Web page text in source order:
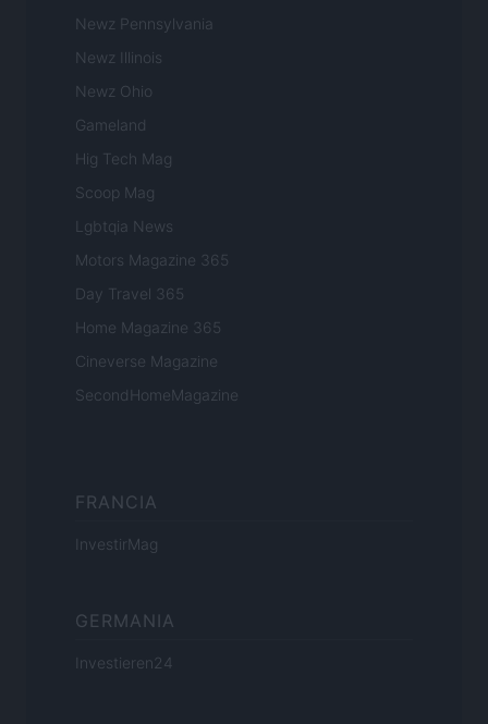
Newz Pennsylvania
Newz Illinois
Newz Ohio
Gameland
Hig Tech Mag
Scoop Mag
Lgbtqia News
Motors Magazine 365
Day Travel 365
Home Magazine 365
Cineverse Magazine
SecondHomeMagazine
FRANCIA
InvestirMag
GERMANIA
Investieren24